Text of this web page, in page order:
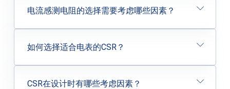
电流感测电阻的选择需要考虑哪些因素？
如何选择适合电表的CSR？
CSR在设计时有哪些考虑因素？